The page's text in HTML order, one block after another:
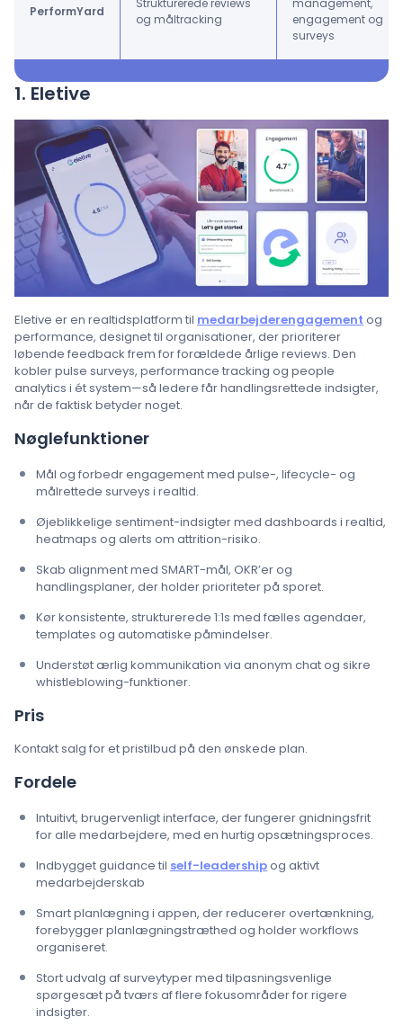
PerformYard
Strukturerede reviews
og måltracking
management,
engagement og
surveys
1. Eletive
Eletive er en realtidsplatform til medarbejderengagement og
performance, designet til organisationer, der prioriterer
løbende feedback frem for forældede årlige reviews. Den
kobler pulse surveys, performance tracking og people
analytics i ét system—så ledere får handlingsrettede indsigter,
når de faktisk betyder noget.
Nøglefunktioner
Mål og forbedr engagement med pulse-, lifecycle- og
målrettede surveys i realtid.
Øjeblikkelige sentiment-indsigter med dashboards i realtid,
heatmaps og alerts om attrition-risiko.
Skab alignment med SMART-mål, OKR’er og
handlingsplaner, der holder prioriteter på sporet.
Kør konsistente, strukturerede 1:1s med fælles agendaer,
templates og automatiske påmindelser.
Understøt ærlig kommunikation via anonym chat og sikre
whistleblowing-funktioner.
Pris
Kontakt salg for et pristilbud på den ønskede plan.
Fordele
Intuitivt, brugervenligt interface, der fungerer gnidningsfrit
for alle medarbejdere, med en hurtig opsætningsproces.
Indbygget guidance til self-leadershipog aktivt
medarbejderskab
Smart planlægning i appen, der reducerer overtænkning,
forebygger planlægningstræthed og holder workflows
organiseret.
Stort udvalg af surveytyper med tilpasningsvenlige
spørgesæt på tværs af flere fokusområder for rigere
indsigter.